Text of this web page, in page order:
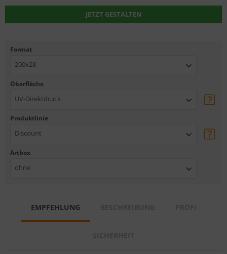
JETZT GESTALTEN
Format
200x28
Oberfläche
UV-Direktdruck
Produktlinie
Discount
Artbox
ohne
EMPFEHLUNG